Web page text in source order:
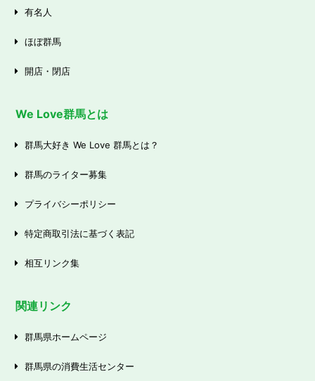
有名人
ほぼ群馬
開店・閉店
We Love群馬とは
群馬大好き We Love 群馬とは？
群馬のライター募集
プライバシーポリシー
特定商取引法に基づく表記
相互リンク集
関連リンク
群馬県ホームページ
群馬県の消費生活センター